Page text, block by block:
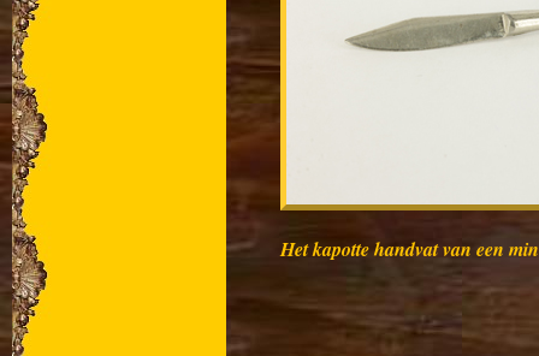
Het kapotte handvat van een